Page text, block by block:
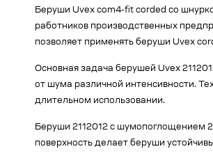
Беруши Uvex com4-fit corded со
работников производственных
позволяет применять беруши Uvex
Основная задача берушей Uvex
от шума различной интенсивности.
длительном использовании.
Беруши 2112012 с шумопоглощением
поверхность делает беруши